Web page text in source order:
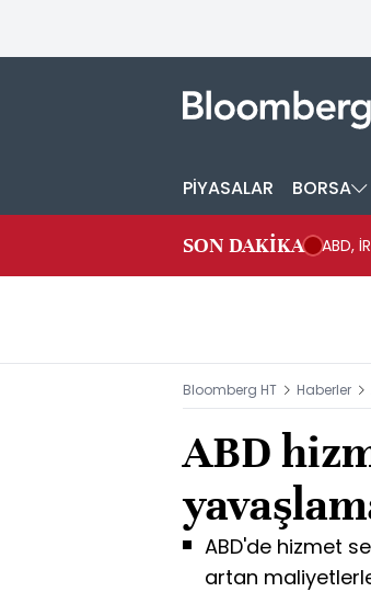
PİYASALAR BORSA
SON DAKİKA ABD,
Bloomberg HT Haberler
ABD
ABD'de hizmet
artan maliyetlerle